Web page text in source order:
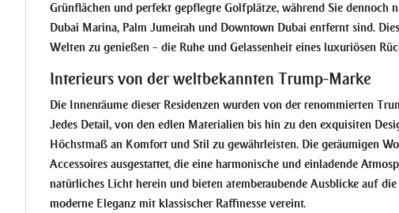
Grünflächen und perfekt gepflegte Golfplätze, während Sie dennoch
Dubai Marina, Palm Jumeirah und Downtown Dubai entfernt sind.
Welten zu genießen – die Ruhe und Gelassenheit eines luxuriösen
Interieurs von der weltbekannten Trump-Marke
Die Innenräume dieser Residenzen wurden von der renommierten
Jedes Detail, von den edlen Materialien bis hin zu den exquisiten
Höchstmaß an Komfort und Stil zu gewährleisten. Die geräumigen
Accessoires ausgestattet, die eine harmonische und einladende
natürliches Licht herein und bieten atemberaubende Ausblicke auf
moderne Eleganz mit klassischer Raffinesse vereint.